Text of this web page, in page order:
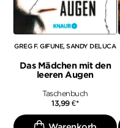
GREG F. GIFUNE SANDY DELUCA
Das Mädchen mit den
leeren Augen
Taschenbuch
13,99€*